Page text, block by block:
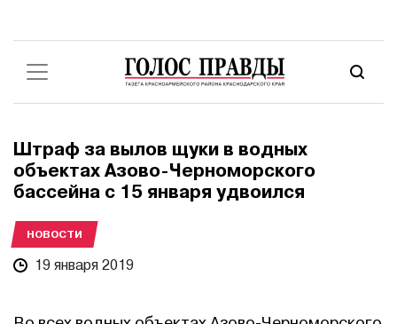
Штраф за вылов щуки в водных
объектах Азово-Черноморского
бассейна с 15 января удвоился
НОВОСТИ
19 января 2019